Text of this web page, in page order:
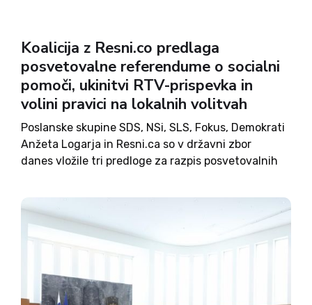
Koalicija z Resni.co predlaga
posvetovalne referendume o socialni
pomoči, ukinitvi RTV-prispevka in
volini pravici na lokalnih volitvah
Poslanske skupine SDS, NSi, SLS, Fokus, Demokrati
Anžeta Logarja in Resni.ca so v državni zbor
danes vložile tri predloge za razpis posvetovalnih
državljanke in državljani možnost neposredno
izraziti svoje stališče o pomembnih vprašanjih, ki
zadevajo...